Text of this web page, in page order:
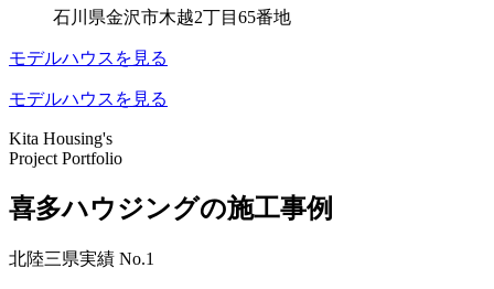
石川県金沢市木越2丁目65番地
モデルハウスを見る
モデルハウスを見る
Kita Housing's
Project Portfolio
喜多ハウジングの施工事例
北陸三県実績 No.1